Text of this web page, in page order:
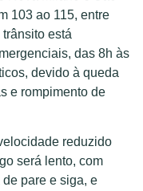
103 ao 115, entre
está
das 8h às
devido à queda
e rompimento de
reduzido
será lento, com
pare e siga, e